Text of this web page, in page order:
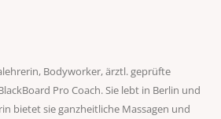
Bodyworker, ärztl. geprüfte
Pro Coach. Sie lebt in Berlin und
bietet sie ganzheitliche Massagen und